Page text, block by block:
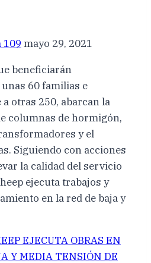
109 mayo 29, 2021
beneficiarán
60 familias e
otras 250, abarcan la
columnas de hormigón,
y el
Siguiendo con acciones
la calidad del servicio
ejecuta trabajos y
en la red de baja y
EJECUTA OBRAS EN
Y MEDIA TENSIÓN DE